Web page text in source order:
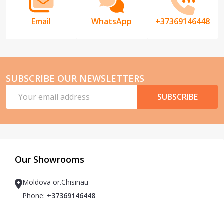
Email WhatsApp +37369146448
SUBSCRIBE OUR NEWSLETTERS
Address
SUBSCRIBE
Our Showrooms
Moldova or.Chisinau
Phone: +37369146448